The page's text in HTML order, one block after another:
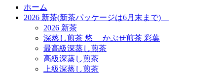
ホーム
2026 新茶(新茶パッケージは6月末まで)
2026 新茶
深蒸し煎茶 悠 かぶせ煎茶 彩葉
最高級深蒸し煎茶
高級深蒸し煎茶
上級深蒸し煎茶